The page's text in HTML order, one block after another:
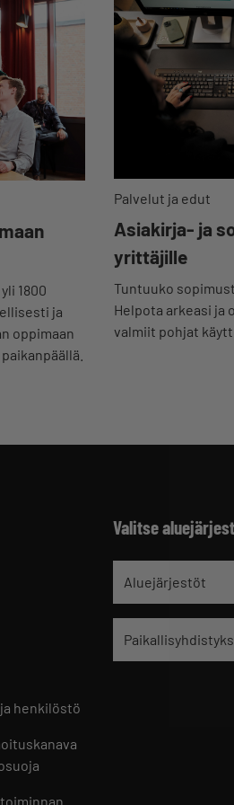
1800
ja
oppimaan
Palvelut ja edut
Asiakirja- ja
yrittäjille
Tuntuuko
Helpota arkeasi ja
valmiit pohjat
henkilöstö
Valitse
Aluejärjestöt